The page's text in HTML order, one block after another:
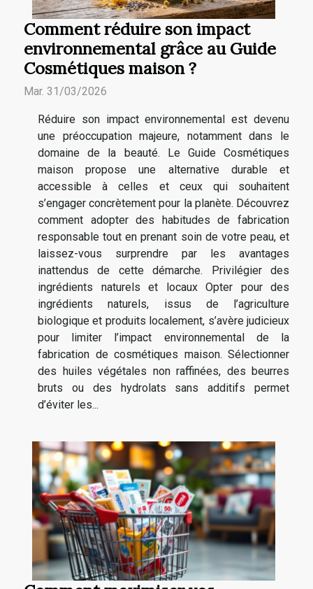
Comment réduire son impact
environnemental grâce au Guide
Cosmétiques maison ?
Mar. 31/03/2026
Réduire son impact environnemental est devenu
une préoccupation majeure, notamment dans le
domaine de la beauté. Le Guide Cosmétiques
maison propose une alternative durable et
accessible à celles et ceux qui souhaitent
s’engager concrètement pour la planète. Découvrez
comment adopter des habitudes de fabrication
responsable tout en prenant soin de votre peau, et
laissez-vous surprendre par les avantages
inattendus de cette démarche. Privilégier des
ingrédients naturels et locaux Opter pour des
ingrédients naturels, issus de l’agriculture
biologique et produits localement, s’avère judicieux
pour limiter l’impact environnemental de la
fabrication de cosmétiques maison. Sélectionner
des huiles végétales non raffinées, des beurres
bruts ou des hydrolats sans additifs permet
d’éviter les...